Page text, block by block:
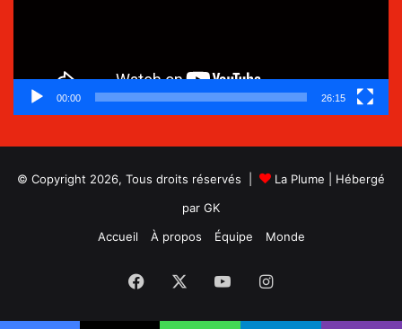
00:00 26:15
© Copyright 2026, Tous droits réservés | La Plume | Hébergé
par GK
Accueil
À propos Équipe Monde
Facebook YouTubeInstagram